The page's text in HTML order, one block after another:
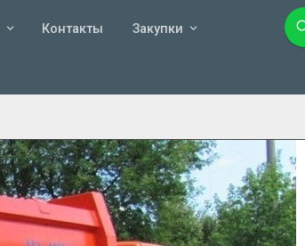
Контакты Закупки